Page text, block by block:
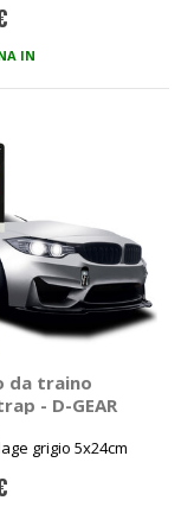
IN
da traino
- D-GEAR
grigio 5x24cm